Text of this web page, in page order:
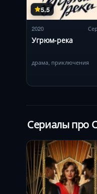
5.5
2020
Угрюм-река
драма, приключения
Сериалы про